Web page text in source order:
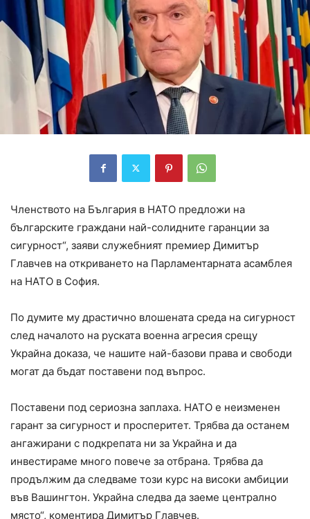
Членството на България в НАТО предложи на
българските граждани най-солидните гаранции за
сигурност“, заяви служебният премиер Димитър
Главчев на откриването на Парламентарната асамблея
на НАТО в София.
По думите му драстично влошената среда на сигурност
след началото на руската военна агресия срещу
Украйна доказа, че нашите най-базови права и свободи
могат да бъдат поставени под въпрос.
Поставени под сериозна заплаха. НАТО е неизменен
гарант за сигурност и просперитет. Трябва да останем
ангажирани с подкрепата ни за Украйна и да
инвестираме много повече за отбрана. Трябва да
продължим да следваме този курс на високи амбиции
във Вашингтон. Украйна следва да заеме централно
място“, коментира Димитър Главчев.